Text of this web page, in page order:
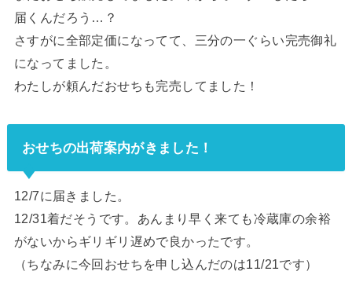
届くんだろう…？
さすがに全部定価になってて、三分の一ぐらい完売御礼
になってました。
わたしが頼んだおせちも完売してました！
おせちの出荷案内がきました！
12/7に届きました。
12/31着だそうです。あんまり早く来ても冷蔵庫の余裕
がないからギリギリ遅めで良かったです。
（ちなみに今回おせちを申し込んだのは11/21です）